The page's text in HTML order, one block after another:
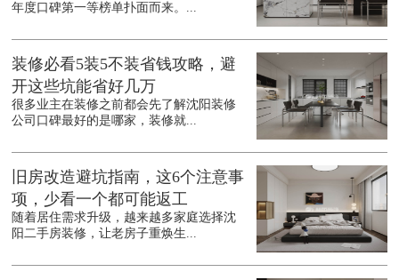
年度口碑第一等榜单扑面而来。...
装修必看5装5不装省钱攻略，避
开这些坑能省好几万
很多业主在装修之前都会先了解沈阳装修
公司口碑最好的是哪家，装修就...
旧房改造避坑指南，这6个注意事
项，少看一个都可能返工
随着居住需求升级，越来越多家庭选择沈
阳二手房装修，让老房子重焕生...